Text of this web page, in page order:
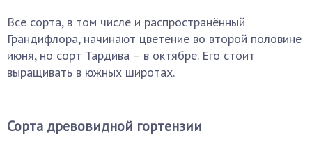
Все сорта, в том числе и распространённый
Грандифлора, начинают цветение во второй половине
июня, но сорт Тардива – в октябре. Его стоит
выращивать в южных широтах.
Сорта древовидной гортензии